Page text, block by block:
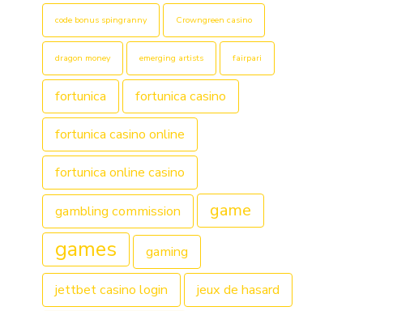
code bonus spingranny Crowngreen casino
dragon money emerging artists fairpari
fortunica fortunica casino
fortunica casino online
fortunica online casino
gambling commission game
games gaming
jettbet casino login jeux de hasard